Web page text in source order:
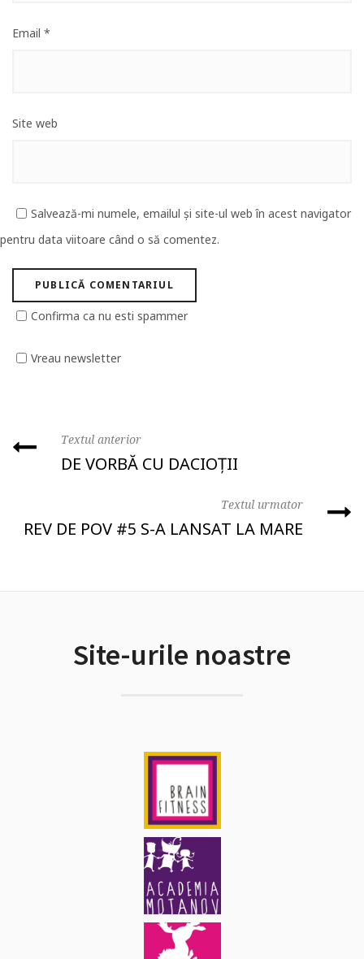
Email *
Site web
Salvează-mi numele, emailul și site-ul web în acest navigator
pentru data viitoare când o să comentez.
Confirma ca nu esti spammer
Vreau newsletter
Textul anterior
DE VORBĂ CU DACIOȚII
Textul urmator
REV DE POV #5 S-A LANSAT LA MARE
Site-urile noastre